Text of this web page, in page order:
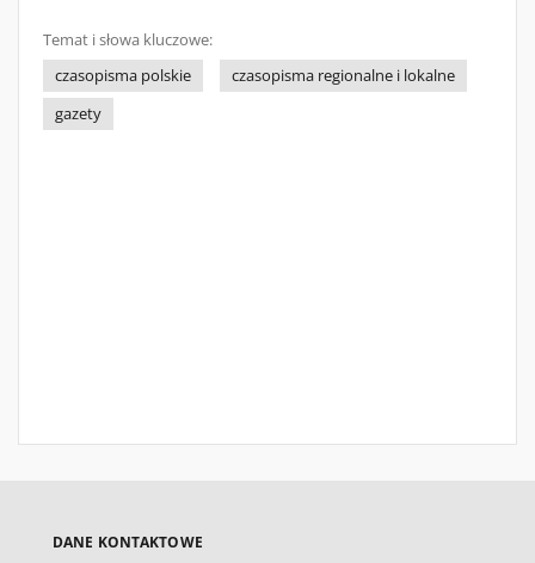
Temat i słowa kluczowe:
czasopisma polskie
czasopisma regionalne i lokalne
gazety
DANE KONTAKTOWE